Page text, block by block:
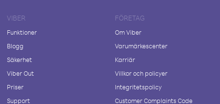
VIBER
Funktioner
Blogg
Säkerhet
Viber Out
Priser
Support
FÖRETAG
Om Viber
Varumärkescenter
Karriär
Villkor och policyer
Integritetspolicy
Customer Complaints Code